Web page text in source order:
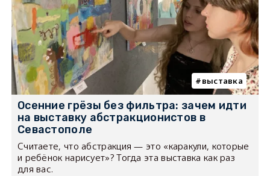
выставка
Осенние грёзы без фильтра: зачем идти
на выставку абстракционистов в
Севастополе
Считаете, что абстракция — это «каракули, которые
и ребёнок нарисует»? Тогда эта выставка как раз
для вас.